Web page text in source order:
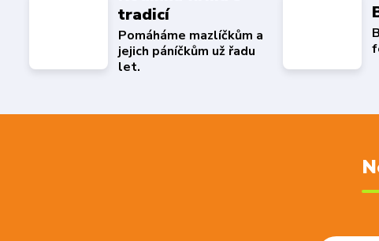
tradicí
Pomáháme mazlíčkům a
jejich páníčkům už řadu
let.